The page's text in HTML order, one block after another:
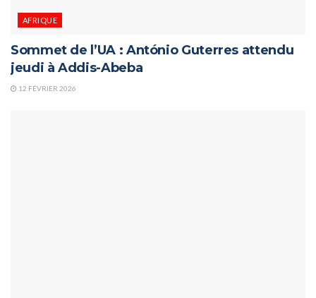
AFRIQUE
Sommet de l’UA : António Guterres attendu
jeudi à Addis-Abeba
12 FÉVRIER 2026